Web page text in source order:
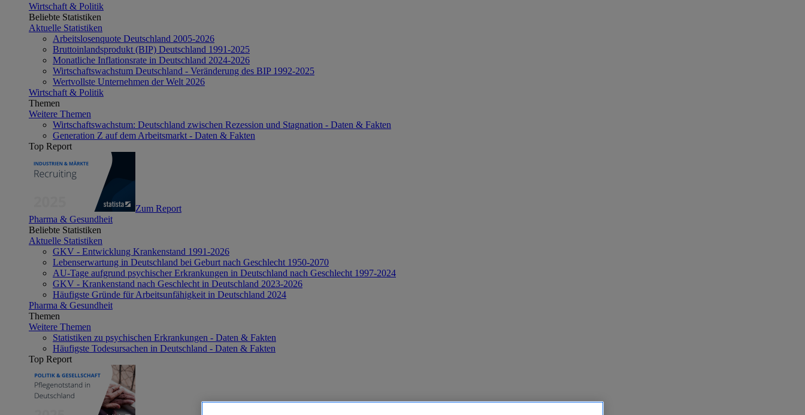
Wirtschaft & Politik
Beliebte Statistiken
Aktuelle Statistiken
Arbeitslosenquote Deutschland 2005-2026
Bruttoinlandsprodukt (BIP) Deutschland 1991-2025
Monatliche Inflationsrate in Deutschland 2024-2026
Wirtschaftswachstum Deutschland - Veränderung des BIP 1992-2025
Wertvollste Unternehmen der Welt 2026
Wirtschaft & Politik
Themen
Weitere Themen
Wirtschaftswachstum: Deutschland zwischen Rezession und Stagnation - Daten & Fakten
Generation Z auf dem Arbeitsmarkt - Daten & Fakten
Top Report
Zum Report
Pharma & Gesundheit
Beliebte Statistiken
Aktuelle Statistiken
GKV - Entwicklung Krankenstand 1991-2026
Lebenserwartung in Deutschland bei Geburt nach Geschlecht 1950-2070
AU-Tage aufgrund psychischer Erkrankungen in Deutschland nach Geschlecht 1997-2024
GKV - Krankenstand nach Geschlecht in Deutschland 2023-2026
Häufigste Gründe für Arbeitsunfähigkeit in Deutschland 2024
Pharma & Gesundheit
Themen
Weitere Themen
Statistiken zu psychischen Erkrankungen - Daten & Fakten
Häufigste Todesursachen in Deutschland - Daten & Fakten
Top Report